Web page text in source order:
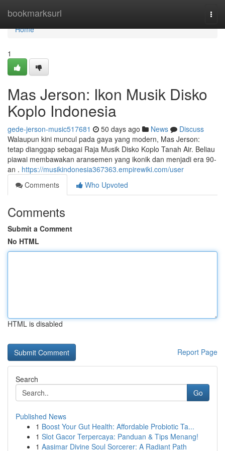
bookmarksurl
Home
Home
1
Mas Jerson: Ikon Musik Disko
Koplo Indonesia
gede-jerson-music517681 50 days ago News
Discuss
Walaupun kini muncul pada gaya yang modern, Mas Jerson:
tetap dianggap sebagai Raja Musik Disko Koplo Tanah Air. Beliau
piawai membawakan aransemen yang ikonik dan menjadi era 90-
an . https://musikindonesia367363.empirewiki.com/user
Comments
Who Upvoted
Comments
Submit a Comment
No HTML
HTML is disabled
Report Page
Search
Go
Published News
1 Boost Your Gut Health: Affordable Probiotic Ta...
1 Slot Gacor Terpercaya: Panduan & Tips Menang!
1 Aasimar Divine Soul Sorcerer: A Radiant Path